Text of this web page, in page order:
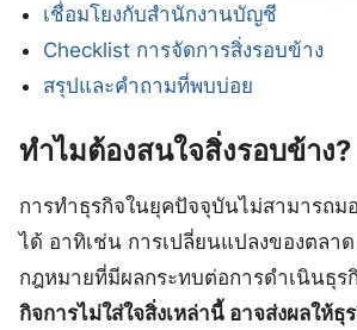
เชื่อมโยงกับสำนักงานบัญชี
Checklist การจัดการสิ่งรอบข้าง
สรุปและคำถามที่พบบ่อย
ทำไมต้องสนใจสิ่งรอบข้าง?
การทำธุรกิจในยุคปัจจุบันไม่สามารถม
ได้ อาทิเช่น การเปลี่ยนแปลงของตลา
กฎหมายที่มีผลกระทบต่อการดำเนินธุร
กิจการไม่ใส่ใจสิ่งเหล่านี้ อาจส่งผลให้ธุ